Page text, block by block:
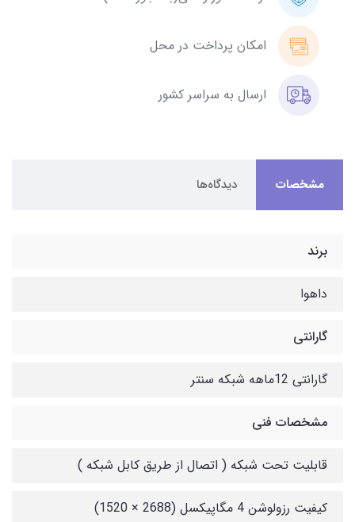
امکان پرداخت در محل
ارسال به سراسر کشور
مشخصات دیدگاه‌ها
برند
داهوا
گارانتی
گارانتی 12ماهه شبکه سنتر
مشخصات فنی
قابلیت تحت شبکه ( اتصال از طریق کابل شبکه )
کیفیت رزولوشن 4 مگاپیکسل (2688 × 1520)